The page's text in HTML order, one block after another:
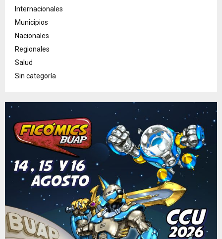
Internacionales
Municipios
Nacionales
Regionales
Salud
Sin categoría